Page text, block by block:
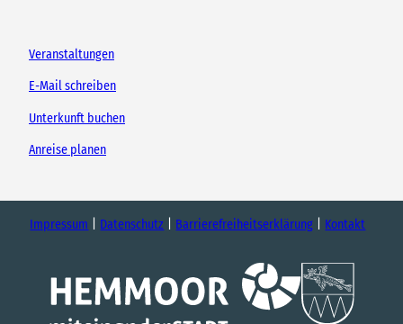
Veranstaltungen
E-Mail schreiben
Unterkunft buchen
Anreise planen
Impressum Datenschutz Barrierefreiheitserklärung Kontakt